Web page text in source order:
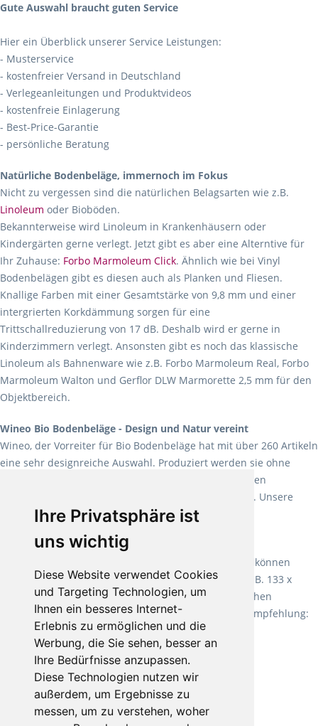
Ihre Privatsphäre ist
uns wichtig
Diese Website verwendet Cookies
und Targeting Technologien, um
Ihnen ein besseres Internet-
Erlebnis zu ermöglichen und die
Werbung, die Sie sehen, besser an
Ihre Bedürfnisse anzupassen.
Diese Technologien nutzen wir
außerdem, um Ergebnisse zu
messen, um zu verstehen, woher
Gute Auswahl braucht guten Service
Hier ein Überblick unserer Service Leistungen:
- Musterservice
- kostenfreier Versand in Deutschland
- Verlegeanleitungen und Produktvideos
- kostenfreie Einlagerung
- Best-Price-Garantie
- persönliche Beratung
Natürliche Bodenbeläge, immernoch im Fokus
Nicht zu vergessen sind die natürlichen Belagsarten wie z.B.
Linoleum oder Bioböden.
Bekannterweise wird Linoleum in Krankenhäusern oder
Kindergärten gerne verlegt. Jetzt gibt es aber eine Alterntive für
Ihr Zuhause: Forbo Marmoleum Click. Ähnlich wie bei Vinyl
Bodenbelägen gibt es diesen auch als Planken und Fliesen.
Knallige Farben mit einer Gesamtstärke von 9,8 mm und einer
intergrierten Korkdämmung sorgen für eine
Trittschallreduzierung von 17 dB. Deshalb wird er gerne in
Kinderzimmern verlegt. Ansonsten gibt es noch das klassische
Linoleum als Bahnenware wie z.B. Forbo Marmoleum Real, Forbo
Marmoleum Walton und Gerflor DLW Marmorette 2,5 mm für den
Objektbereich.
Wineo Bio Bodenbeläge - Design und Natur vereint
Wineo, der Vorreiter für Bio Bodenbeläge hat mit über 260 Artikeln
eine sehr designreiche Auswahl. Produziert werden sie ohne
Weichmacher und Lösungsmittel. Mit allen verfügbaren
Verlegearten ist er für jegliche Bauvorhaben attraktiv. Unsere
Empfehlung:Wineo 1000 Multi Layer XXL.
Teppiche für ein angenehmes Laufgefühl
machen es schon lange vor. Sie können
Teppich in Ihrem gewünschten Sondermaß kaufen, z.B. 133 x
60cm. Vor allem in Schlafzimmern aufgrund der weichen
Oberfläche ein sehr beliebter Zusatzboden. Unsere Empfehlung:
Fletco Fluffy und Fletco Hermelin